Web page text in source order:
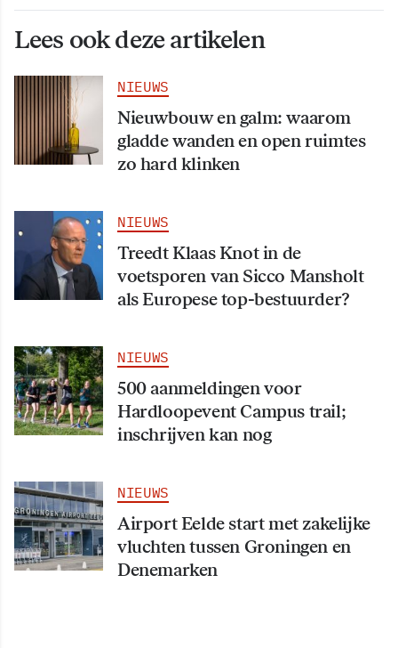
Lees ook deze artikelen
NIEUWS
Nieuwbouw en galm: waarom
gladde wanden en open ruimtes
zo hard klinken
NIEUWS
Treedt Klaas Knot in de
voetsporen van Sicco Mansholt
als Europese top-bestuurder?
NIEUWS
500 aanmeldingen voor
Hardloopevent Campus trail;
inschrijven kan nog
NIEUWS
Airport Eelde start met zakelijke
vluchten tussen Groningen en
Denemarken